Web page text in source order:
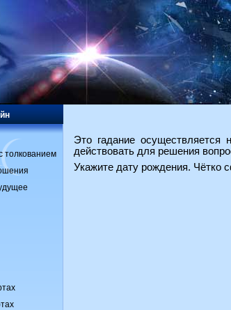
Это гадание осуществляется
действовать для решения
Укажите дату рождения. Чётко
толкованием